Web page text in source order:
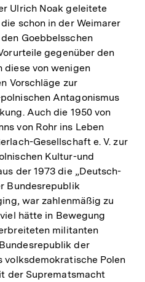
Ulrich Noak geleitete
schon in der Weimarer
Goebbelsschen
gegenüber den
diese von wenigen
Vorschläge zur
Antagonismus
Auch die 1950 von
von Rohr ins Leben
Gesellschaft e. V. zur
Kultur-und
der 1973 die „Deutsch-
Bundesrepublik
war zahlenmäßig zu
hätte in Bewegung
militanten
der
Polen
der Suprematsmacht